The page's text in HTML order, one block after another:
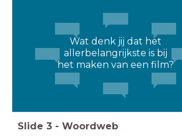
Wat denk jij dat het
allerbelangrijkste is bij
het maken van een film?
Slide 3 - Woordweb